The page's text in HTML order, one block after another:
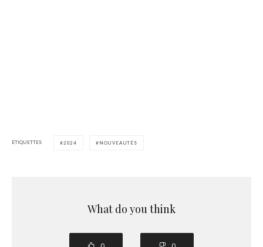
ÉTIQUETTES 2024 NOUVEAUTÉS
What do you think